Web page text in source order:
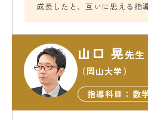
成長したと、互いに思える指
山口 晃先生
（岡山大学）
指導科目：数